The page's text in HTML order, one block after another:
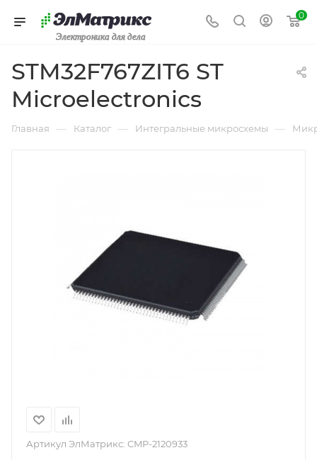
Электроника для дела
0
STM32F767ZIT6 ST
Microelectronics
Главная — Каталог — Интегральные микросхемы —
Артикул ЭлМатрикс: CMP-2120933